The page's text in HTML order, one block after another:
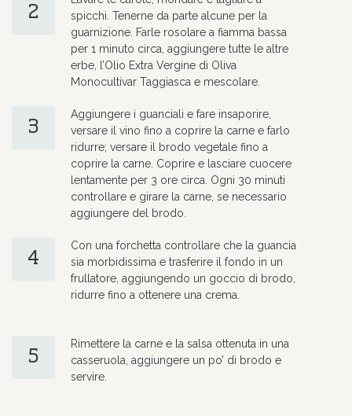
2
spicchi. Tenerne da parte alcune per la
guarnizione. Farle rosolare a fiamma bassa
per 1 minuto circa, aggiungere tutte le altre
erbe, l’Olio Extra Vergine di Oliva
Monocultivar Taggiasca e mescolare.
3
Aggiungere i guanciali e fare insaporire,
versare il vino fino a coprire la carne e farlo
ridurre; versare il brodo vegetale fino a
coprire la carne. Coprire e lasciare cuocere
lentamente per 3 ore circa. Ogni 30 minuti
controllare e girare la carne, se necessario
aggiungere del brodo.
4
Con una forchetta controllare che la guancia
sia morbidissima e trasferire il fondo in un
frullatore, aggiungendo un goccio di brodo,
ridurre fino a ottenere una crema.
5
Rimettere la carne e la salsa ottenuta in una
casseruola, aggiungere un po’ di brodo e
servire.